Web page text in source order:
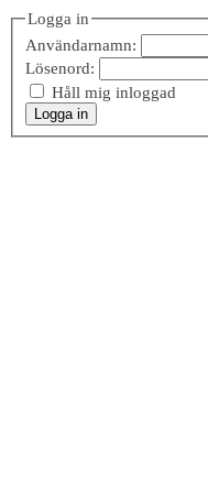
Logga in
Användarnamn:
Lösenord:
Håll mig inloggad
Logga in